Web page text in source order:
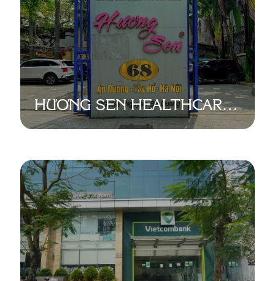
HƯƠNG SEN HEALTHCARE
CENTER